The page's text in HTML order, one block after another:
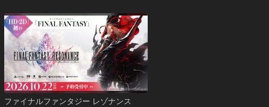
ファイナルファンタジー レゾナンス